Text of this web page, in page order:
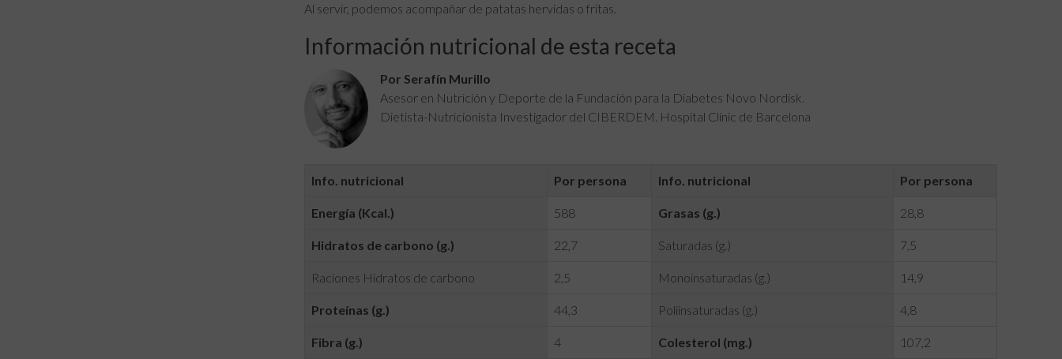
Al servir, podemos acompañar de patatas hervidas o fritas.
Información nutricional de esta receta
Por Serafín Murillo
Asesor en Nutrición y Deporte de la Fundación para la Diabetes Novo Nordisk.
Dietista-Nutricionista Investigador del CIBERDEM. Hospital Clínic de Barcelona
Info. nutricional Por persona Info. nutricional Por persona
Energía (Kcal.) 588 Grasas (g.) 28,8
Hidratos de carbono (g.) 22,7 Saturadas (g.) 7,5
Raciones Hidratos de carbono 2,5 Monoinsaturadas (g.) 14,9
Proteínas (g.) 44,3 Poliinsaturadas (g.) 4,8
Fibra (g.) 4 Colesterol (mg.) 107,2